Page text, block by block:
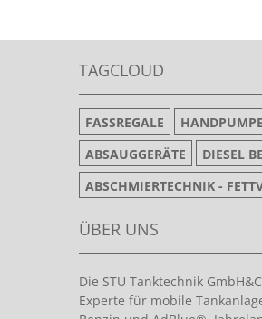
TAGCLOUD
FASSREGALE
ABSAUGGERÄTE
DIESEL
ABSCHMIERTECHNIK -
ÜBER UNS
Die STU Tanktechnik
Experte für mobile